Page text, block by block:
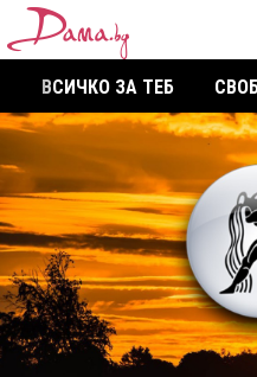
ВСИЧКО ЗА ТЕБ